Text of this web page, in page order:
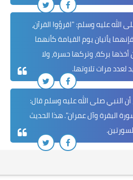
الله عليه وسلم: "اقرؤوا القرآن،
يأتيان يوم القيامة كأنهما
أخذها بركة، وتركها حسرة، ولا
مرات تلاوتها.
النبي صلى الله عليه وسلم قال:
البقرة وآل عمران". هذا الحديث